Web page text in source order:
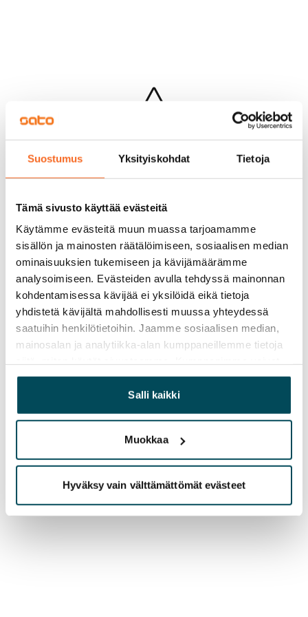
Suostumus Yksityiskohdat Tietoja
Tämä sivusto käyttää evästeitä
Käytämme evästeitä muun muassa tarjoamamme
sisällön ja mainosten räätälöimiseen, sosiaalisen median
ominaisuuksien tukemiseen ja kävijämäärämme
analysoimiseen. Evästeiden avulla tehdyssä mainonnan
kohdentamisessa kävijää ei yksilöidä eikä tietoja
yhdistetä kävijältä mahdollisesti muussa yhteydessä
saatuihin henkilötietoihin. Jaamme sosiaalisen median,
mainosalan ja analytiikka-alan kumppaneillemme tietoja
yhdistää näitä tietoja muihin tietoihin, joita olet antanut
heille tai joita on kerätty, kun olet käyttänyt heidän
palvelujaan.
Salli kaikki
Muokkaa
Hyväksy vain välttämättömät evästeet
Hups...
Jotakin meni pieleen sivun lataamisessa